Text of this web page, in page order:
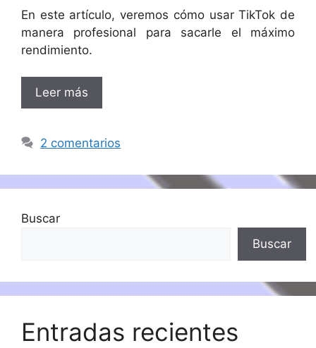
En este artículo, veremos cómo usar TikTok de
manera profesional para sacarle el máximo
rendimiento.
Leer más
2 comentarios
Buscar
Buscar
Entradas recientes